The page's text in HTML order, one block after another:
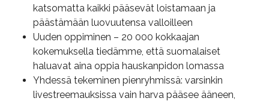
katsomatta kaikki pääsevät loistamaan ja
päästämään luovuutensa valloilleen
Uuden oppiminen – 20 000 kokkaajan
kokemuksella tiedämme, että suomalaiset
haluavat aina oppia hauskanpidon lomassa
Yhdessä tekeminen pienryhmissä: varsinkin
livestreemauksissa vain harva pääsee ääneen,